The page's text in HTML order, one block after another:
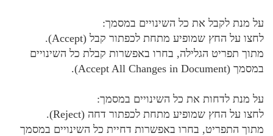
על מנת לקבל את כל השינויים במסמך:
לחצו על החץ שמופיע מתחת לכפתור קבל (Accept).
מתוך תפריט הגלילה, בחרו באפשרות קבלת כל השינויים
במסמך (Accept All Changes in Document).
על מנת לדחות את כל השינויים במסמך:
לחצו על החץ שמופיע מתחת לכפתור דחה (Reject).
מתוך התפריט, בחרו באפשרות דחיית כל השינויים במסמך